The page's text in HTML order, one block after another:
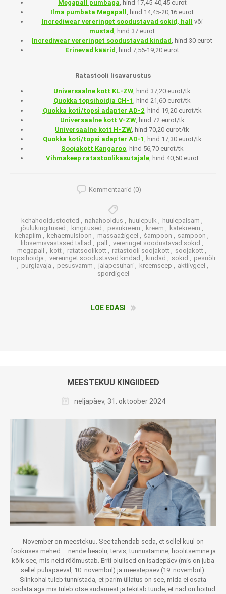
Megapall pumbaga , hind 17,45-40,45 eurot
Ilma pumbata Megapall , hind 14,45-20,16 eurot
Incrediwear vereringet soodustavad sokid, hall või
mustad , hind 37 eurot
Incrediwear vereringet soodustavad kindad , hind 30 eurot
Erinevad käärid , hind 7,56-19,20 eurot
Ratastooli lisavarustus
Universaalne kott KL-ZW , hind 37,20 eurot/tk
Quokka topsihoidja CH-1 , hind 21,60 eurot/tk
Quokka koti/topsi adapter AD-2, hind 19,20 eurot/tk
Universaalne kott V-ZW, hind 72 eurot/tk
Universaalne kott H-ZW , hind 70,20 eurot/tk
Quokka koti/topsi adapter AD-1 , hind 17,30 eurot/tk
Soojakott Kangaroo, hind 56,70 eurot/tk
Vihmakeep ratastoolikasutajale, hind 40,50 eurot
Kommentaarid (0)
kehahooldustooted nahahooldus huulepulk huulepalsam
jõulukingitused
kingitused pesukreem kreem kätekreem
kehapiim
kehaemulsioon massaažigeel šampoon sampoon
libisemisvastased tallad
pall vereringet soodustavad sokid
megapall
kott ratatsoolikott ratastooli soojakott soojakott
topsihoidja
vereringet soodustavad kindad kindad sokid
pesuõli
purgiavaja pesusvamm jalapesuhari kreemseep aktiivgeel
spordigeel
LOE EDASI
MEESTEKUU KINGIIDEED
neljapäev, 31. oktoober 2024
November on meestekuu. See tähendab seda, et sellel kuul on
fookuses mehed – nende heaolu, tervis, tunnustamine, hoolitsemine ja
kõik see, mis neid rõõmustab. Eriti olulised on isadepäev (mis on juba
sellel pühapäeval, 10. novembril) ja meestepäev (19. novembril).
Siinkohal tuleb tunnistada, et parim üllatus on see, mida ei osata
oodata aga mis tuleb otse südamest ja tekitab tunde, et nad on hoitud